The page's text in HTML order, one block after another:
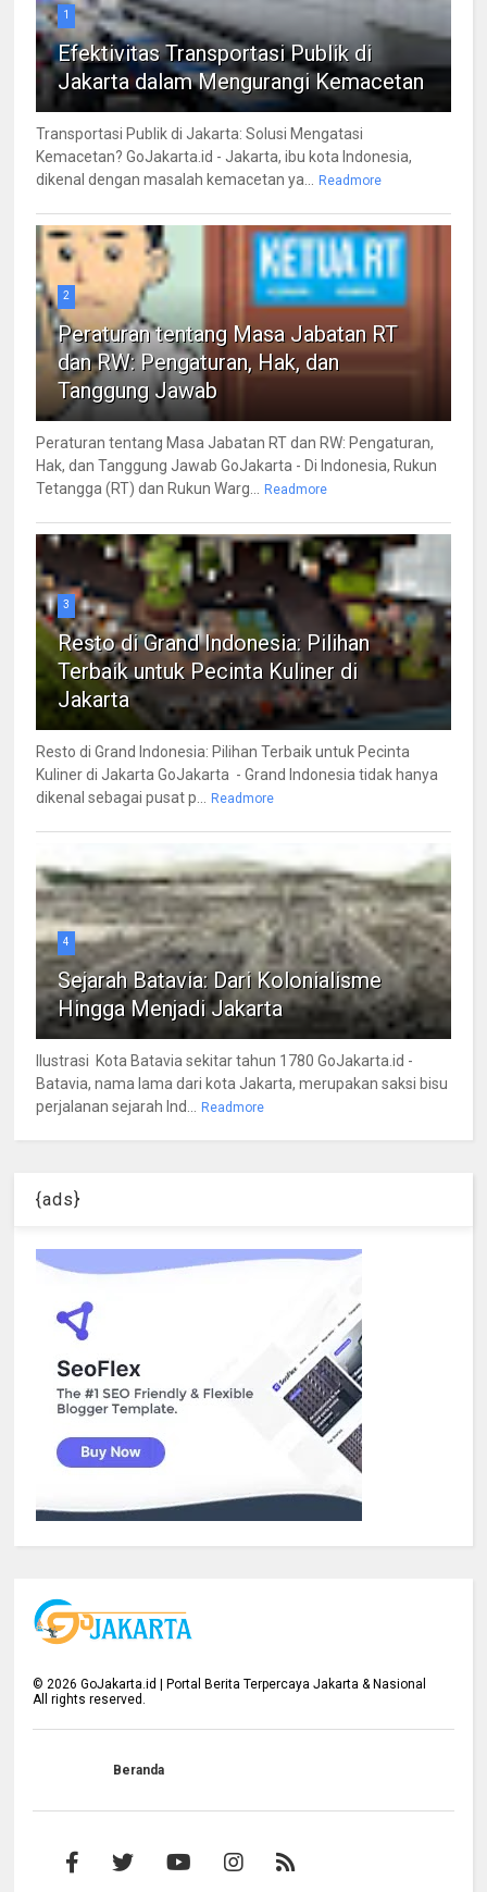
1
Efektivitas Transportasi Publik di
Jakarta dalam Mengurangi Kemacetan
Transportasi Publik di Jakarta: Solusi Mengatasi
Kemacetan? GoJakarta.id - Jakarta, ibu kota Indonesia,
dikenal dengan masalah kemacetan ya... Readmore
2
Peraturan tentang Masa Jabatan RT
dan RW: Pengaturan, Hak, dan
Tanggung Jawab
Peraturan tentang Masa Jabatan RT dan RW: Pengaturan,
Hak, dan Tanggung Jawab GoJakarta - Di Indonesia, Rukun
Tetangga (RT) dan Rukun Warg... Readmore
3
Resto di Grand Indonesia: Pilihan
Terbaik untuk Pecinta Kuliner di
Jakarta
Resto di Grand Indonesia: Pilihan Terbaik untuk Pecinta
Kuliner di Jakarta GoJakarta - Grand Indonesia tidak hanya
dikenal sebagai pusat p... Readmore
4
Sejarah Batavia: Dari Kolonialisme
Hingga Menjadi Jakarta
Ilustrasi Kota Batavia sekitar tahun 1780 GoJakarta.id -
Batavia, nama lama dari kota Jakarta, merupakan saksi bisu
perjalanan sejarah Ind... Readmore
{ads}
©2026 GoJakarta.id | Portal Berita Terpercaya Jakarta & Nasional
All rights reserved.
Beranda